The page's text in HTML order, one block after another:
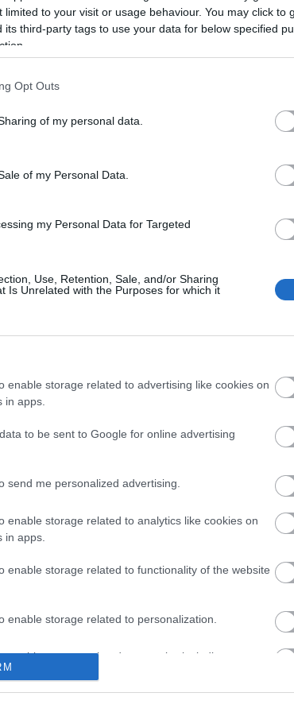
limited to your visit or usage behaviour. You may click to
its third-party tags to use your data for below specified
Opt Outs
of my personal data.
of my Personal Data.
my Personal Data for Targeted
Use, Retention, Sale, and/or Sharing
Is Unrelated with the Purposes for which it
enable storage related to advertising like cookies on
in apps.
to be sent to Google for online advertising
send me personalized advertising.
enable storage related to analytics like cookies on
in apps.
enable storage related to functionality of the website
enable storage related to personalization.
enable storage related to security, including
and fraud prevention, and other user protection.